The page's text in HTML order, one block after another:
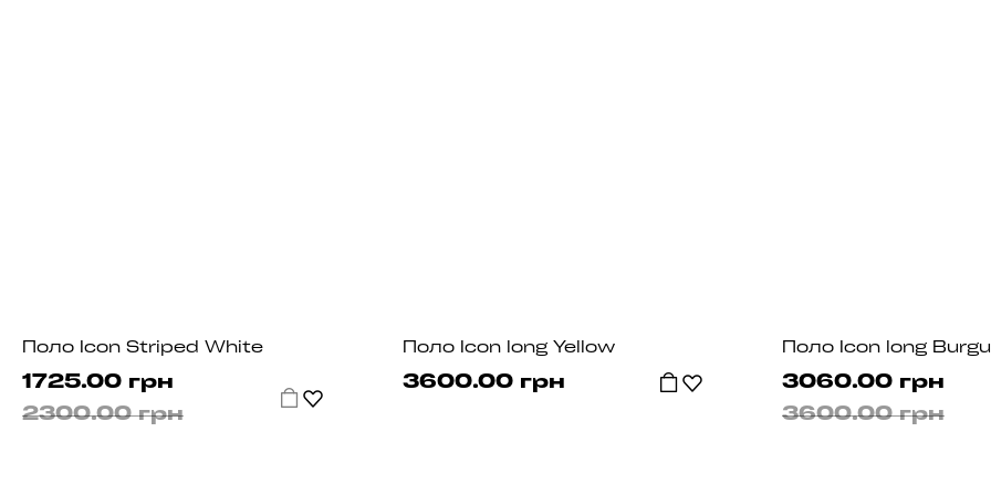
Поло Icon Striped White
1725.00 грн
2300.00 грн
Поло Icon long Yellow
3600.00 грн
Поло Icon long
3060.00 грн
3600.00 грн